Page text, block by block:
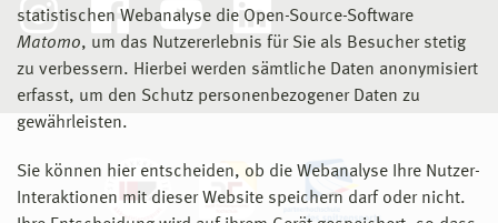
statistischen Webanalyse die Open-Source-Software
Matomo, um das Nutzererlebnis für Sie als Besucher stetig
zu verbessern. Hierbei werden sämtliche Daten anonymisiert
erfasst, um den Schutz personenbezogener Daten zu
gewährleisten.
Sie können hier entscheiden, ob die Webanalyse Ihre Nutzer-
Interaktionen mit dieser Website speichern darf oder nicht.